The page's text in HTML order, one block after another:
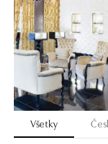
Všetky